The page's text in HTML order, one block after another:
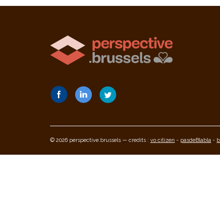
© 2026 perspective.brussels — credits : vo citizen - pasdeBlabla -